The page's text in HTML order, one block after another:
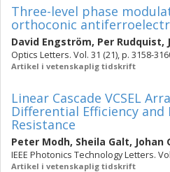
Three-level phase
orthoconic
David Engström, Per Rudquist,
Optics Letters. Vol. 31 (21), p. 3158-
Artikel i vetenskaplig tidskrift
Linear Cascade VCSEL
Differential Efficiency
Resistance
Peter Modh, Sheila Galt, Johan
IEEE Photonics Technology Letters.
Artikel i vetenskaplig tidskrift